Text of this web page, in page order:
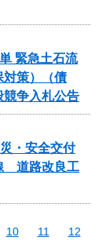
緊急土石流
対策）（債
争入札公告
・安全交付
道路改良工
10 11
12